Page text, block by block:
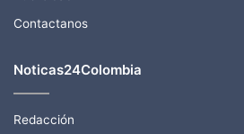
Contactanos
Noticas24Colombia
Redacción